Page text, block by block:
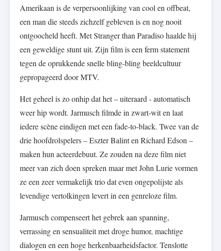
Amerikaan is de verpersoonlijking van cool en offbeat,
een man die steeds zichzelf gebleven is en nog nooit
ontgoocheld heeft. Met Stranger than Paradiso haalde hij
een geweldige stunt uit. Zijn film is een ferm statement
tegen de oprukkende snelle bling-bling beeldcultuur
gepropageerd door MTV.
Het geheel is zo onhip dat het – uiteraard - automatisch
weer hip wordt. Jarmusch filmde in zwart-wit en laat
iedere scène eindigen met een fade-to-black. Twee van de
drie hoofdrolspelers – Eszter Balint en Richard Edson –
maken hun acteerdebuut. Ze zouden na deze film niet
meer van zich doen spreken maar met John Lurie vormen
ze een zeer vermakelijk trio dat even ongepolijste als
levendige vertolkingen levert in een genreloze film.
Jarmusch compenseert het gebrek aan spanning,
verrassing en sensualiteit met droge humor, machtige
dialogen en een hoge herkenbaarheidsfactor. Tenslotte